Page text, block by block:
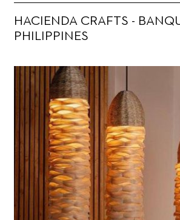
HACIENDA CRAFTS -
PHILIPPINES